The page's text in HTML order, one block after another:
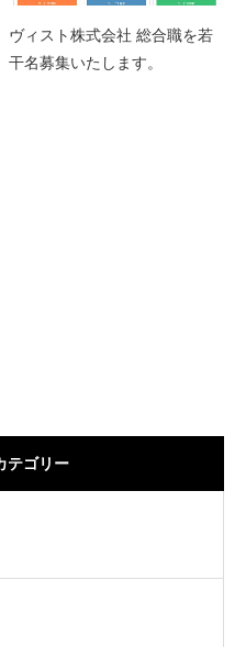
ヴィスト株式会社 総合職を若
干名募集いたします。
テゴリー